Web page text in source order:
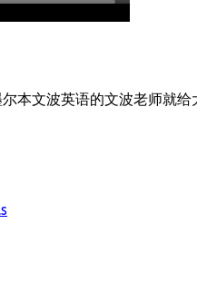
本文波英语的文波老师就给